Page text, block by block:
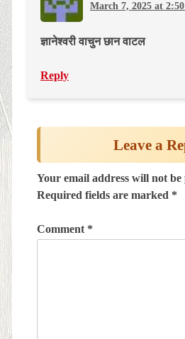
March 7, 2025 at
ज्ञानेश्वरी वाचुन छान वाटल
Reply
Leave a
Your email address will not be
Required fields are marked *
Comment *